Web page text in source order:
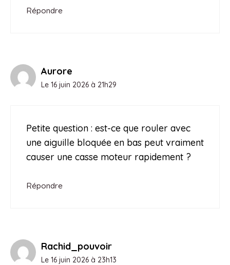
Répondre
Aurore
Le 16 juin 2026 à 21h29
Petite question : est-ce que rouler avec
une aiguille bloquée en bas peut vraiment
causer une casse moteur rapidement ?
Répondre
Rachid_pouvoir
Le 16 juin 2026 à 23h13